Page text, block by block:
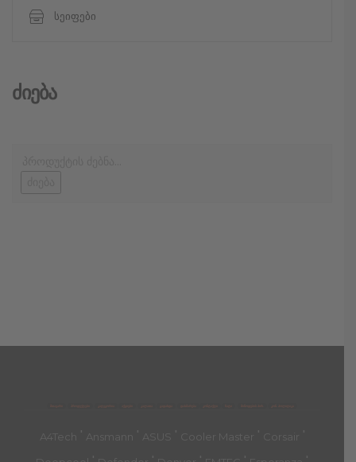
სეიფები
Ძიება
მთავარი კალათა
A4Tech ' Ansmann ' ASUS ' Cooler Master ' Corsair '